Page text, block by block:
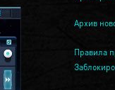
Архив
Правила